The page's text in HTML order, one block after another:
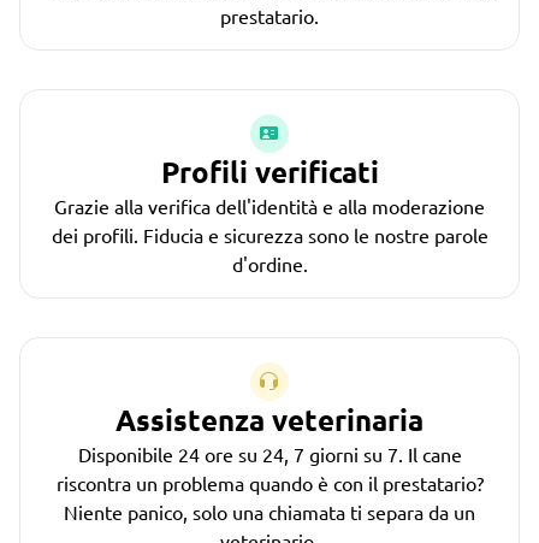
prestatario.
Profili verificati
Grazie alla verifica dell'identità e alla moderazione
dei profili. Fiducia e sicurezza sono le nostre parole
d'ordine.
Assistenza veterinaria
Disponibile 24 ore su 24, 7 giorni su 7. Il cane
riscontra un problema quando è con il prestatario?
Niente panico, solo una chiamata ti separa da un